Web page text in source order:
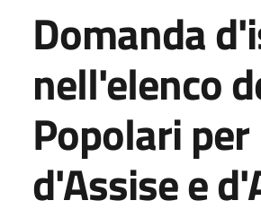
Domanda
nell'elenco
Popolari
d'Assise e